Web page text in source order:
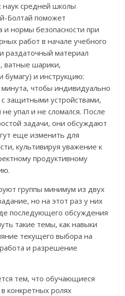
наук средней школы
Болтай поможет
и нормы безопасности при
работ в начале учебного
раздаточный материал
ватные шарики,
и инструкцию:
чтобы индивидуально
с защитными устройствами,
упал и не сломался. После
задачи, они обсуждают
еще изменить для
культивируя уважение к
продуктивному
группы минимум из двух
но на этот раз у них
последующего обсуждения
такие темы, как навыки
текущего выбора на
и разрешение
тем, что обучающиеся
конкретных ролях